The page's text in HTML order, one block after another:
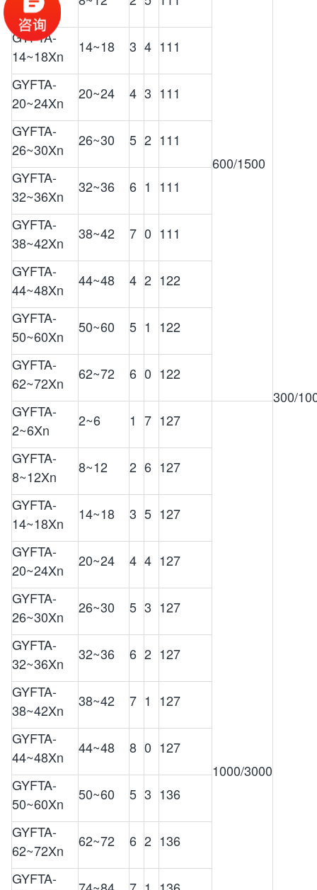
300/
600/1500
8~12Xn
GYFTA-
14~18Xn
14~18 3 4 111
GYFTA-
20~24Xn
20~24 4 3 111
GYFTA-
26~30Xn
26~30 5 2 111
GYFTA-
32~36Xn
32~36 6 1 111
GYFTA-
38~42Xn
38~42 7 0 111
GYFTA-
44~48Xn
44~48 4 2 122
GYFTA-
50~60Xn
50~60 5 1 122
GYFTA-
62~72Xn
62~72 6 0 122
GYFTA-
2~6Xn
2~6 1 7 127
1000/3000
GYFTA-
8~12Xn
8~12 2 6 127
GYFTA-
14~18Xn
14~18 3 5 127
GYFTA-
20~24Xn
20~24 4 4 127
GYFTA-
26~30Xn
26~30 5 3 127
GYFTA-
32~36Xn
32~36 6 2 127
GYFTA-
38~42Xn
38~42 7 1 127
GYFTA-
44~48Xn
44~48 8 0 127
GYFTA-
50~60Xn
50~60 5 3 136
GYFTA-
62~72Xn
62~72 6 2 136
GYFTA-